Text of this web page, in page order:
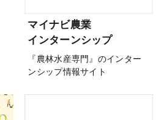
マイナビ農業
インターンシップ
『農林水産専門』のインター
ンシップ情報サイト